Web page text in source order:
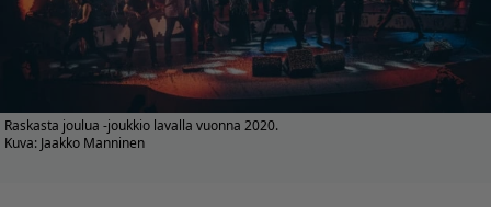
Raskasta joulua -joukkio lavalla vuonna 2020.
Kuva: Jaakko Manninen